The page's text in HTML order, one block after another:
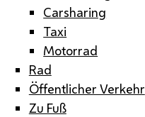
Carsharing
Taxi
Motorrad
Rad
Öffentlicher Verkehr
Zu Fuß